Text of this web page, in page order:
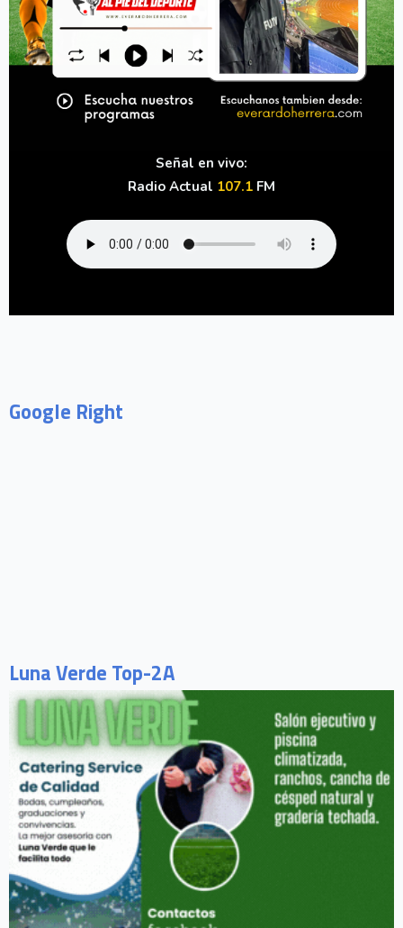
Señal en vivo:
Radio Actual 107.1 FM
Google Right
Luna Verde Top-2A